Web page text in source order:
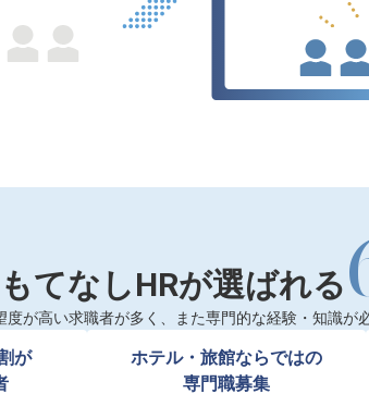
てなしHRが選ばれる
が高い求職者が多く、また専門的な経験・知識が
が
ホテル・旅館ならではの
専門職募集